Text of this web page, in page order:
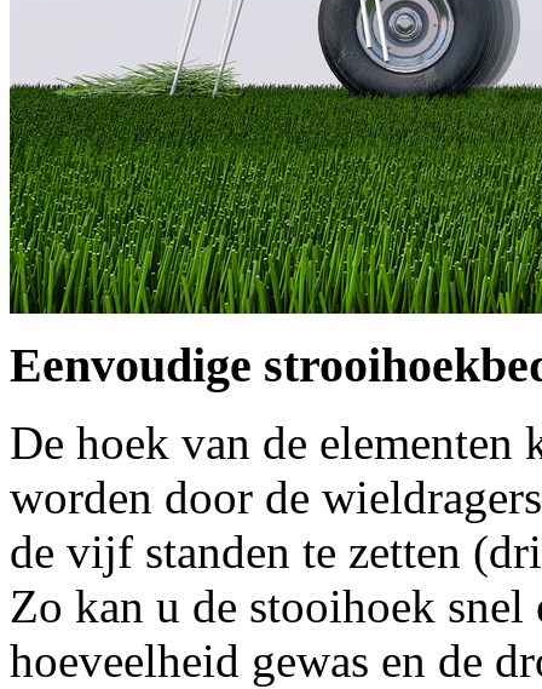
Eenvoudige
De hoek van de elementen
worden door de
de vijf standen te zetten
Zo kan u de stooihoek snel
hoeveelheid gewas en de